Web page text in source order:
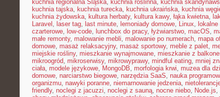
kuchnia regionalna Śląska, kuchnia roślinna, kuchnia
kuchnia tajska, kuchnia turecka, kuchnia ukraińska, kuchnia
kuchnia żydowska, kultura herbaty, kultura kawy, łąka kwietna,
Laravel , laser tag, last minute, lemoniady domowe, Linux,
czarterowe, low-code, lunchbox do pracy, łyżwiarstwo, macOS,
małe remonty, malowanie mebli, malowanie po numerach, mapa
domowe, masaż relaksacyjny, masaż sportowy, meble z palet,
miejskie rośliny, mieszkanie wynajmowane, mieszkanie z
mikroogród, mikroserwisy, mikrowyprawy, mindful eating, mniej
ciała, modele językowe, MongoDB, morfologia krwi, muzea dla
domowe, narciarstwo biegowe, narzędzia SaaS, nauka
organizmu, nawyki poranne, niemarnowanie jedzenia,
friendly, noclegi z jacuzzi, noclegi z sauną, nocne niebo, Node.js,